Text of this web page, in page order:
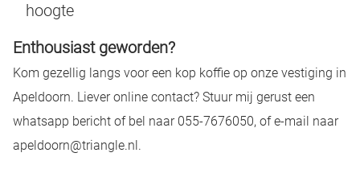
hoogte
Enthousiast geworden?
Kom gezellig langs voor een kop koffie op onze vestiging in
Apeldoorn. Liever online contact? Stuur mij gerust een
whatsapp bericht of bel naar 055-7676050, of e-mail naar
apeldoorn@triangle.nl.